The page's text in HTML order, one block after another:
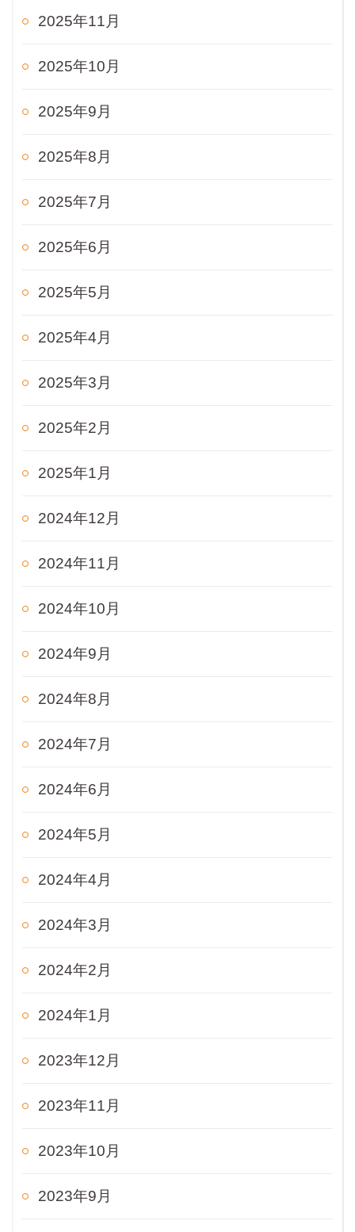
2025年11月
2025年10月
2025年9月
2025年8月
2025年7月
2025年6月
2025年5月
2025年4月
2025年3月
2025年2月
2025年1月
2024年12月
2024年11月
2024年10月
2024年9月
2024年8月
2024年7月
2024年6月
2024年5月
2024年4月
2024年3月
2024年2月
2024年1月
2023年12月
2023年11月
2023年10月
2023年9月